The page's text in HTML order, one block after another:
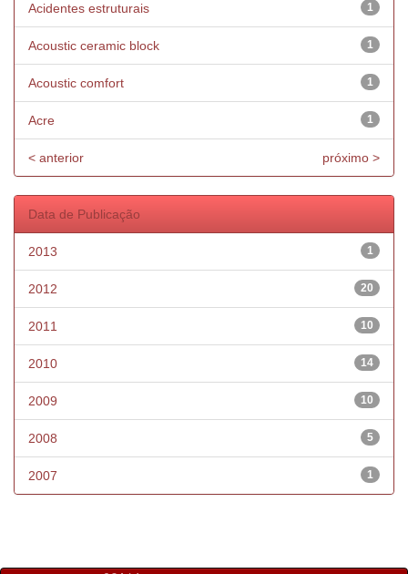
1
Acidentes estruturais
1
Acoustic ceramic block
1
Acoustic comfort
1
Acre
< anterior próximo >
Data de Publicação
1
2013
20
2012
10
2011
14
2010
10
2009
5
2008
1
2007